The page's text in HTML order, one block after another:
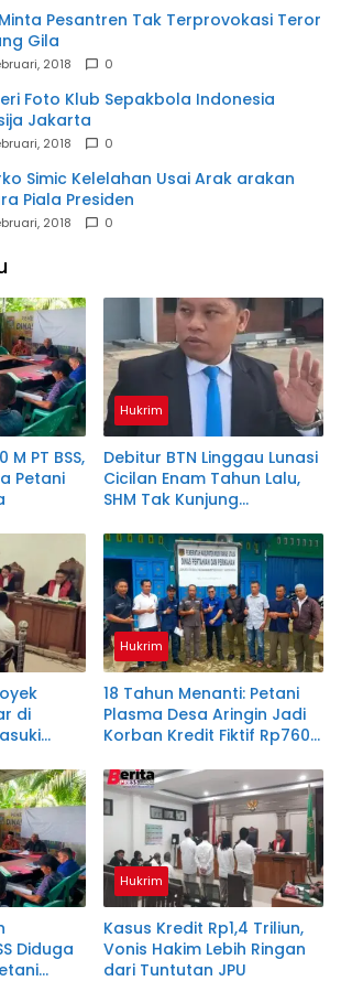
Pesantren Tak Terprovokasi Teror
Gila
2018 0
Foto Klub Sepakbola Indonesia
Jakarta
2018 0
Simic Kelelahan Usai Arak arakan
Piala Presiden
2018 0
PT BSS,
Petani
Hukrim
Debitur BTN Linggau Lunasi
Cicilan Enam Tahun Lalu,
SHM Tak Kunjung
di
2,5
Hukrim
18 Tahun Menanti: Petani
Plasma Desa Aringin Jadi
Korban Kredit Fiktif Rp760
Diduga
Hukrim
Kasus Kredit Rp1,4 Triliun,
Vonis Hakim Lebih Ringan
dari Tuntutan JPU